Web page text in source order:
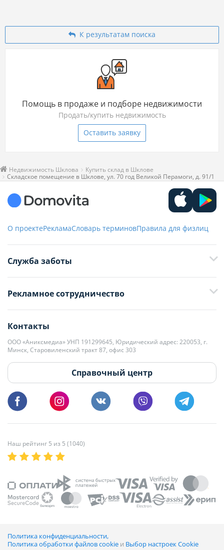
К результатам поиска
Помощь в продаже и подборе недвижимости
Продать/купить недвижимость
Оставить заявку
Недвижимость Шклова
Купить склад в Шклове
Складское помещение в Шклове, ул. 70 год Великой Перамоги, д. 91/1
О проектеРекламаСловарь терминовПравила для физлиц
Служба заботы
+375 29 376-13-70
+375 33 376-13-70
editor@domovita.by
Мы принимаем звонки и отвечаем на письма в будние дни с 9:00 до
18:00.
Рекламное сотрудничество
+375 29 563-15-61 Кристина Филюта
kb@domovita.by
+375 29 179-11-28 Владислав Гладченко
vg@domovita.by
Пишите и звоните нам в будние дни с 8:00 до 20:00.
Контакты
ООО «Аниксмедиа» УНП 191299645, Юридический адрес: 220053, г.
Минск, Старовиленский тракт 87, офис 303
Справочный центр
Наш рейтинг 5 из 5 (1040)
Политика конфиденциальности,
Политика обработки файлов cookie и Выбор настроек Cookie